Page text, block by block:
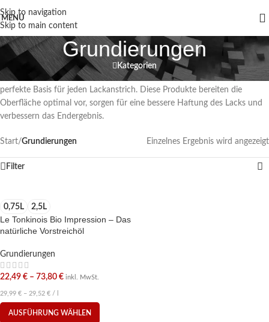
Skip to navigation
Skip to main content
MENÜ
Grundierungen
Kategorien
Unsere Auswahl an Grundierungen und Vorstreichmitteln bietet die
perfekte Basis für jeden Lackanstrich. Diese Produkte bereiten die
Oberfläche optimal vor, sorgen für eine bessere Haftung des Lacks und
verbessern das Endergebnis.
Start/Grundierungen Einzelnes Ergebnis wird angezeigt
Filter
0,75L 2,5L
Le Tonkinois Bio Impression – Das
natürliche Vorstreichöl
Grundierungen
22,49 € – 73,80 € inkl. MwSt.
29,99 € – 29,52 € /
AUSFÜHRUNG WÄHLEN